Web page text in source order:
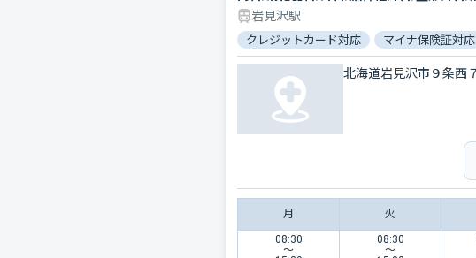
岩見沢駅
クレジットカード対応 マイナ保険証対応
北海道岩見沢市９条西
月 火
08:30
〜
08:30
〜